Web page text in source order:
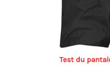
Test du